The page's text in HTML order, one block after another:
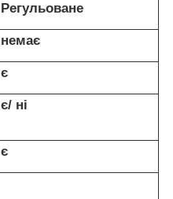
Регульоване
немає
є
є/ ні
є